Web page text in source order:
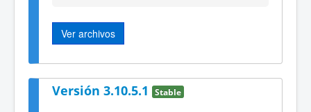
Ver archivos
Versión 3.10.5.1 Stable